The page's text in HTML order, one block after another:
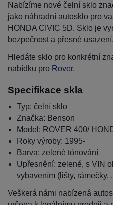
Nabízíme nové čelní sklo
jako náhradní autosklo pro
HONDA CIVIC 5D. Sklo je
bezpečnost a přesné usazení.
Hledáte sklo pro konkrétní
nabídku pro Rover.
Specifikace skla
Typ: čelní sklo
Značka: Benson
Model: ROVER 400/
Roky výroby: 1995-
Barva: zelené tónování
Upřesnění: zelené, s VIN
vybavením (lišty, rámečky,
Veškerá námi nabízená